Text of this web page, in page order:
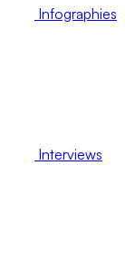
Infographies
Interviews